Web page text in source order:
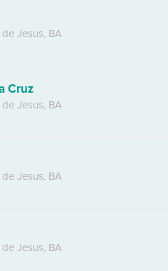
Jesus, BA
Cruz
Jesus, BA
Jesus, BA
Jesus, BA